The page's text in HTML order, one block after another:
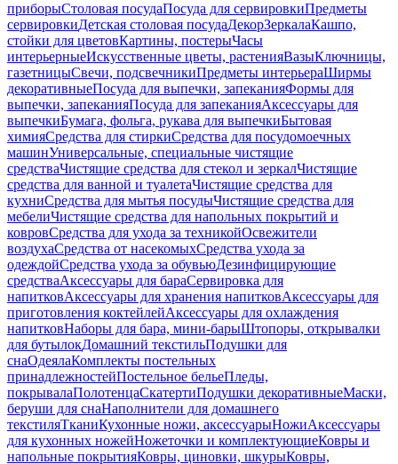
приборыСтоловая посудаПосуда для сервировкиПредметы
сервировкиДетская столовая посудаДекорЗеркалаКашпо,
стойки для цветовКартины, постерыЧасы
интерьерныеИскусственные цветы, растенияВазыКлючницы,
газетницыСвечи, подсвечникиПредметы интерьераШирмы
декоративныеПосуда для выпечки, запеканияФормы для
выпечки, запеканияПосуда для запеканияАксессуары для
выпечкиБумага, фольга, рукава для выпечкиБытовая
химияСредства для стиркиСредства для посудомоечных
машинУниверсальные, специальные чистящие
средстваЧистящие средства для стекол и зеркалЧистящие
средства для ванной и туалетаЧистящие средства для
кухниСредства для мытья посудыЧистящие средства для
мебелиЧистящие средства для напольных покрытий и
ковровСредства для ухода за техникойОсвежители
воздухаСредства от насекомыхСредства ухода за
одеждойСредства ухода за обувьюДезинфицирующие
средстваАксессуары для бараСервировка для
напитковАксессуары для хранения напитковАксессуары для
приготовления коктейлейАксессуары для охлаждения
напитковНаборы для бара, мини-барыШтопоры, открывалки
для бутылокДомашний текстильПодушки для
снаОдеялаКомплекты постельных
принадлежностейПостельное бельеПледы,
покрывалаПолотенцаСкатертиПодушки декоративныеМаски,
беруши для снаНаполнители для домашнего
текстиляТканиКухонные ножи, аксессуарыНожиАксессуары
для кухонных ножейНожеточки и комплектующиеКовры и
напольные покрытияКовры, циновки, шкурыКовры,